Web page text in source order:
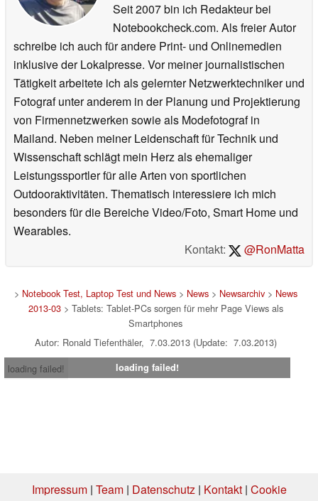
Seit 2007 bin ich Redakteur bei
Notebookcheck.com. Als freier Autor
schreibe ich auch für andere Print- und Onlinemedien
inklusive der Lokalpresse. Vor meiner journalistischen
Tätigkeit arbeitete ich als gelernter Netzwerktechniker und
Fotograf unter anderem in der Planung und Projektierung
von Firmennetzwerken sowie als Modefotograf in
Mailand. Neben meiner Leidenschaft für Technik und
Wissenschaft schlägt mein Herz als ehemaliger
Leistungssportler für alle Arten von sportlichen
Outdooraktivitäten. Thematisch interessiere ich mich
besonders für die Bereiche Video/Foto, Smart Home und
Wearables.
Kontakt:
@RonMatta
> Notebook Test, Laptop Test und News> News> Newsarchiv> News
2013-03> Tablets: Tablet-PCs sorgen für mehr Page Views als
Smartphones
Autor: Ronald Tiefenthäler, 7.03.2013 (Update: 7.03.2013)
loading failed!
loading failed!
Impressum| Team| Datenschutz| Kontakt| Cookie